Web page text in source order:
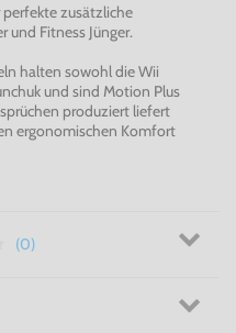
zusätzliche
und Fitness Jünger.
halten sowohl die Wii
und sind Motion Plus
produziert liefert
ergonomischen Komfort
(0)